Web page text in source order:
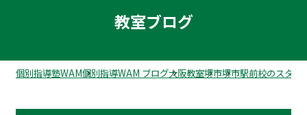
教室ブログ
個別指導塾WAM個別指導WAM ブログ大阪教室堺市堺市駅前校のスタッ